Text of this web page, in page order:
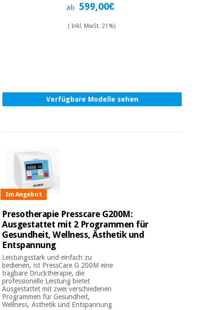
ab 599,00€
( Inkl. MwSt. 21%)
Verfügbare Modelle sehen
Im Angebot
Presotherapie Presscare G200M:
Ausgestattet mit 2 Programmen für
Gesundheit, Wellness, Ästhetik und
Entspannung
Leistungsstark und einfach zu
bedienen, ist PressCare G 200M eine
tragbare Drucktherapie, die
professionelle Leistung bietet
Ausgestattet mit zwei verschiedenen
Programmen für Gesundheit,
Wellness, Ästhetik und Entspannung